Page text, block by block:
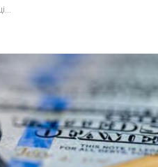
курсу долара:
очікувати
грн від